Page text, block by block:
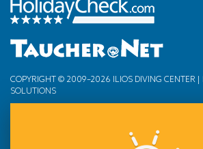
COPYRIGHT © 2009–2026 ILIOS DIVING CENTER |
SOLUTIONS